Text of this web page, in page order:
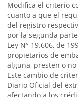
Modifica el criterio
cuanto a que el
del registro
por la segunda
Ley N° 19.606, de
propietarios de
alguna, presten o
Este cambio de
Diario Oficial del